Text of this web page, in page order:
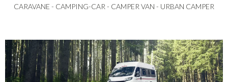
CARAVANE - CAMPING-CAR - CAMPER VAN - URBAN CAMPER